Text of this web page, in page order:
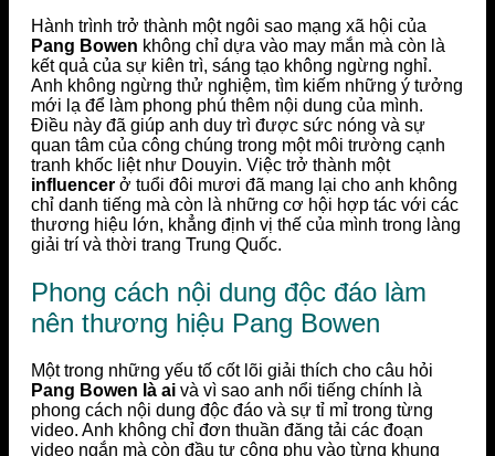
Hành trình trở thành một ngôi sao mạng xã hội của
Pang Bowen không chỉ dựa vào may mắn mà còn là
kết quả của sự kiên trì, sáng tạo không ngừng nghỉ.
Anh không ngừng thử nghiệm, tìm kiếm những ý tưởng
mới lạ để làm phong phú thêm nội dung của mình.
Điều này đã giúp anh duy trì được sức nóng và sự
quan tâm của công chúng trong một môi trường cạnh
tranh khốc liệt như Douyin. Việc trở thành một
influencer ở tuổi đôi mươi đã mang lại cho anh không
chỉ danh tiếng mà còn là những cơ hội hợp tác với các
thương hiệu lớn, khẳng định vị thế của mình trong làng
giải trí và thời trang Trung Quốc.
Phong cách nội dung độc đáo làm
nên thương hiệu Pang Bowen
Một trong những yếu tố cốt lõi giải thích cho câu hỏi
Pang Bowen là ai và vì sao anh nổi tiếng chính là
phong cách nội dung độc đáo và sự tỉ mỉ trong từng
video. Anh không chỉ đơn thuần đăng tải các đoạn
video ngắn mà còn đầu tư công phu vào từng khung